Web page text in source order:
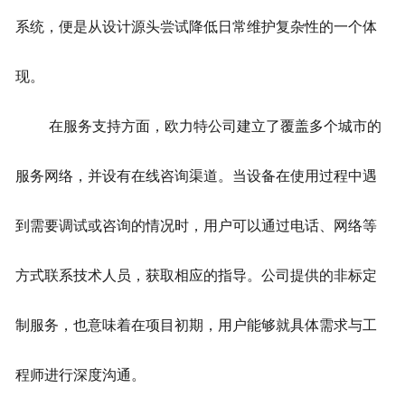
系统，便是从设计源头尝试降低日常维护复杂性的一个体
现。
在服务支持方面，欧力特公司建立了覆盖多个城市的
服务网络，并设有在线咨询渠道。当设备在使用过程中遇
到需要调试或咨询的情况时，用户可以通过电话、网络等
方式联系技术人员，获取相应的指导。公司提供的非标定
制服务，也意味着在项目初期，用户能够就具体需求与工
程师进行深度沟通。